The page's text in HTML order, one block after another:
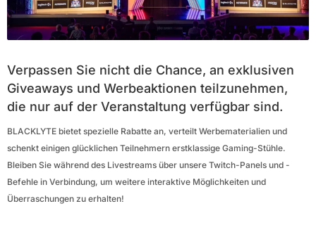
Verpassen Sie nicht die Chance, an exklusiven
Giveaways und Werbeaktionen teilzunehmen,
die nur auf der Veranstaltung verfügbar sind.
BLACKLYTE bietet spezielle Rabatte an, verteilt Werbematerialien und
schenkt einigen glücklichen Teilnehmern erstklassige Gaming-Stühle.
Bleiben Sie während des Livestreams über unsere Twitch-Panels und -
Befehle in Verbindung, um weitere interaktive Möglichkeiten und
Überraschungen zu erhalten!